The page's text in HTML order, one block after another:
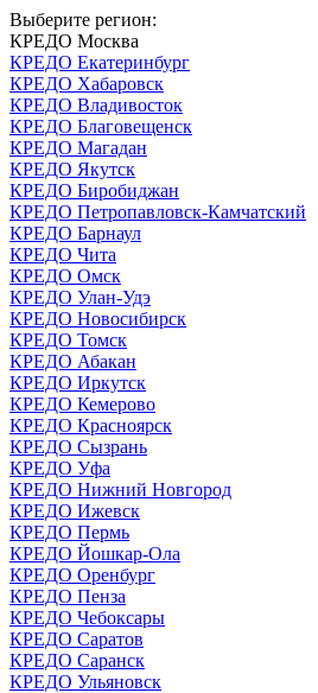
Выберите регион:
КРЕДО Москва
КРЕДО Екатеринбург
КРЕДО Хабаровск
КРЕДО Владивосток
КРЕДО Благовещенск
КРЕДО Магадан
КРЕДО Якутск
КРЕДО Биробиджан
КРЕДО Петропавловск-Камчатский
КРЕДО Барнаул
КРЕДО Чита
КРЕДО Омск
КРЕДО Улан-Удэ
КРЕДО Новосибирск
КРЕДО Томск
КРЕДО Абакан
КРЕДО Иркутск
КРЕДО Кемерово
КРЕДО Красноярск
КРЕДО Сызрань
КРЕДО Уфа
КРЕДО Нижний Новгород
КРЕДО Ижевск
КРЕДО Пермь
КРЕДО Йошкар-Ола
КРЕДО Оренбург
КРЕДО Пенза
КРЕДО Чебоксары
КРЕДО Саратов
КРЕДО Саранск
КРЕДО Ульяновск